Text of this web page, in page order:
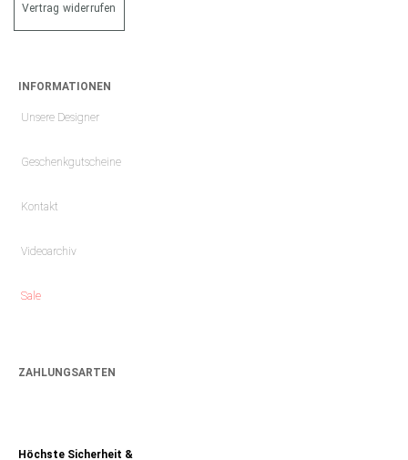
Vertrag widerrufen
INFORMATIONEN
Unsere Designer
Geschenkgutscheine
Kontakt
Videoarchiv
Sale
ZAHLUNGSARTEN
Höchste Sicherheit &